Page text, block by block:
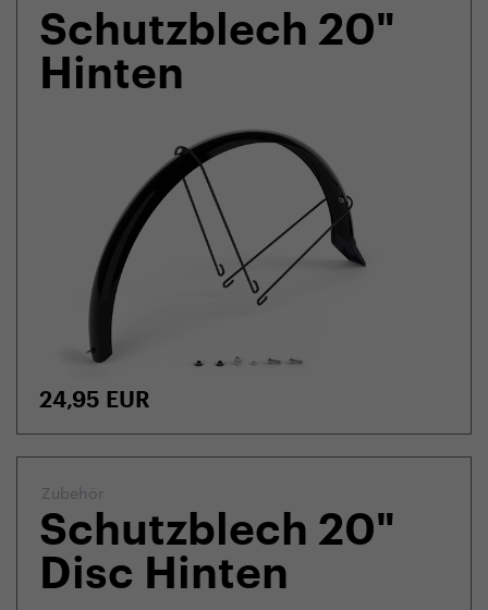
Schutzblech 20"
Hinten
24,95 EUR
Zubehör
Schutzblech 20"
Disc Hinten